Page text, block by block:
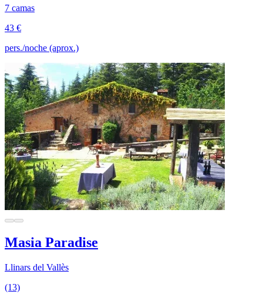
7 camas
43 €
pers./noche (aprox.)
Masia Paradise
Llinars del Vallès
(13)